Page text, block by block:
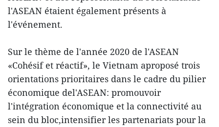
l'ASEAN étaient également présents à
l'événement.
Sur le thème de l'année 2020 de l'ASEAN
«Cohésif et réactif», le Vietnam aproposé trois
orientations prioritaires dans le cadre du pilier
économique del'ASEAN: promouvoir
l'intégration économique et la connectivité au
sein du bloc,intensifier les partenariats pour la